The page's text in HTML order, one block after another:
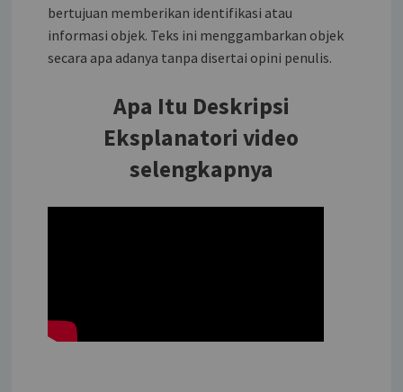
bertujuan memberikan identifikasi atau
informasi objek. Teks ini menggambarkan objek
secara apa adanya tanpa disertai opini penulis.
Apa Itu Deskripsi
Eksplanatori video
selengkapnya